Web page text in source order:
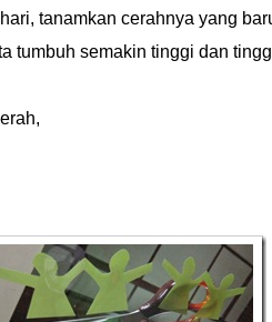
tanamkan cerahnya yang
tumbuh semakin tinggi dan